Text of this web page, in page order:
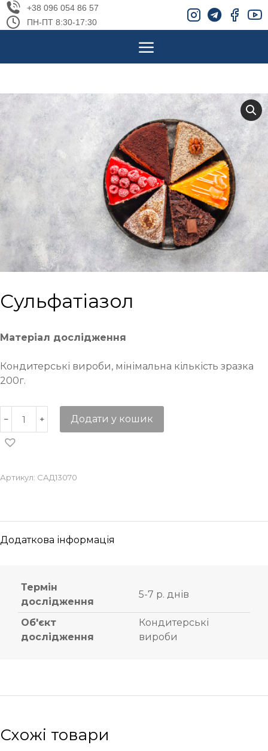
+38 096 054 86 57
ПН-ПТ 8:30-17:30
Сульфатіазол
Матеріал дослідження
Кондитерські вироби, мінімальна кількість зразка
200г.
Додати у кошик
Артикул: САД13070
Додаткова інформація
Термін
дослідження
5-7 р. днів
Об'єкт
дослідження
Кондитерські
вироби
Схожі товари